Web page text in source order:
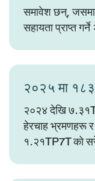
समावेश छन्,
सहायता प्राप्त
२०२५ मा
२०२४ देखि
हेरचाह भ्रमणहरू
१.२१TP7T को